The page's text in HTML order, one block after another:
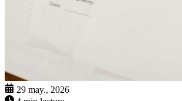
29 may., 2026